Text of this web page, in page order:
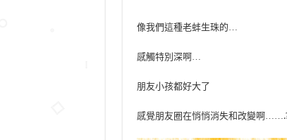
像我們這種老蚌生珠的…
感觸特別深啊…
朋友小孩都好大了
感覺朋友圈在悄悄消失和改變啊